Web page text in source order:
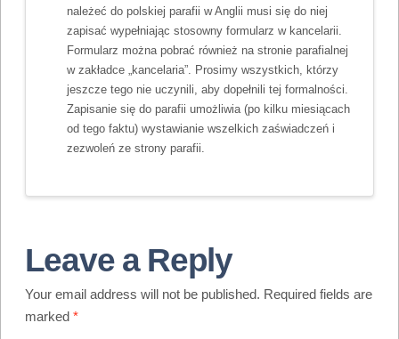
należeć do polskiej parafii w Anglii musi się do niej
zapisać wypełniając stosowny formularz w kancelarii.
Formularz można pobrać również na stronie parafialnej
w zakładce „kancelaria”. Prosimy wszystkich, którzy
jeszcze tego nie uczynili, aby dopełnili tej formalności.
Zapisanie się do parafii umożliwia (po kilku miesiącach
od tego faktu) wystawianie wszelkich zaświadczeń i
zezwoleń ze strony parafii.
Leave a Reply
Your email address will not be published. Required fields are
marked *